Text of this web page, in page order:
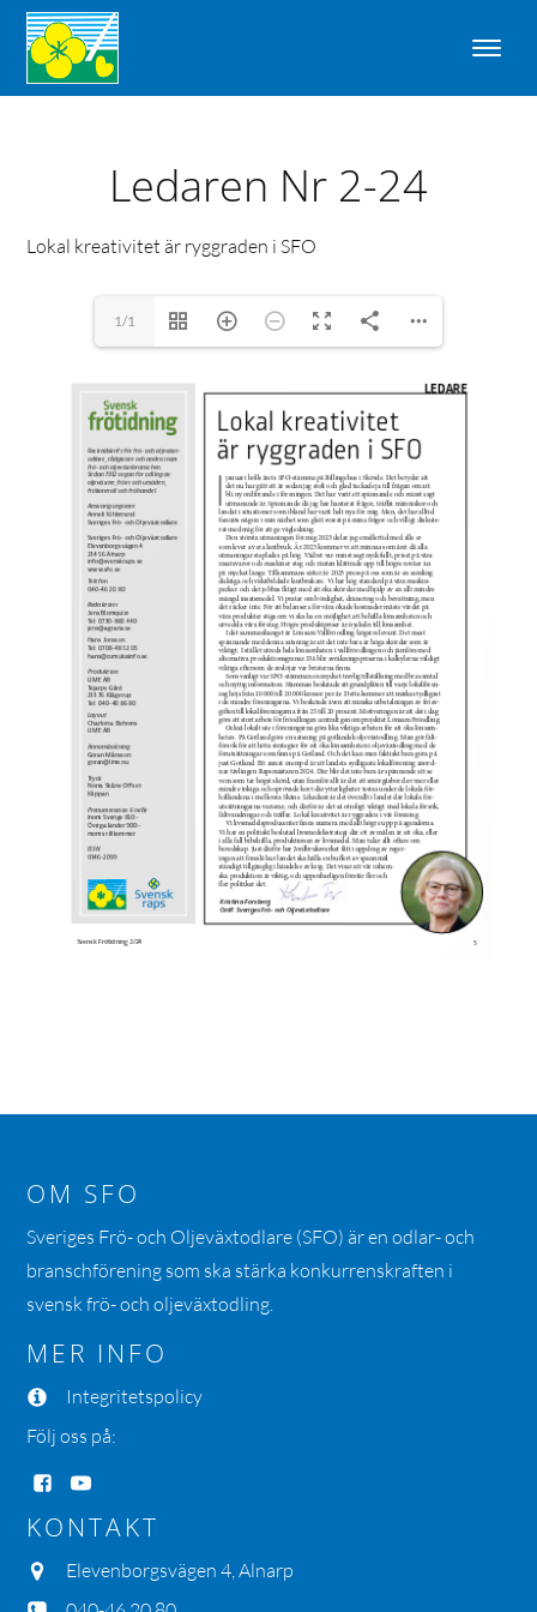
Ledaren Nr 2-24
Lokal kreativitet är ryggraden i SFO
1/1
OM SFO
Sveriges Frö- och Oljeväxtodlare (SFO) är en odlar- och
branschförening som ska stärka konkurrenskraften i
svensk frö- och oljeväxtodling.
MER INFO
Integritetspolicy
Följ oss på:
KONTAKT
Elevenborgsvägen 4, Alnarp